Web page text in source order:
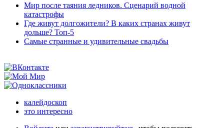
Мир после таяния ледников. Сценарий водной
катастрофы
Где живут долгожители? В каких странах живут
дольше? Топ-5
Самые странные и удивительные свадьбы
калейдоскоп
это интересно